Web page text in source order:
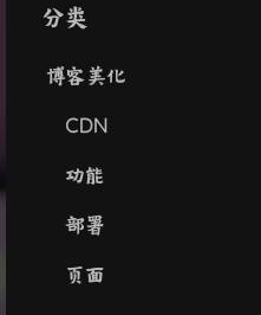
分类
博客美化
CDN
功能
部署
页面